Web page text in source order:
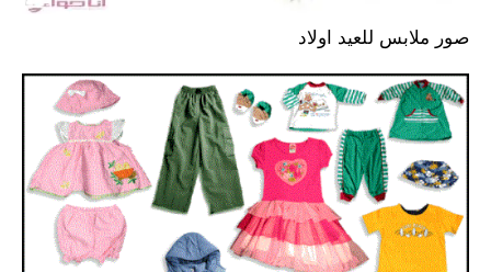
صور ملابس للعيد اولاد